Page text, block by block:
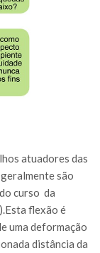
atuadores das
são
curso da
flexão é
uma deformação
distância da